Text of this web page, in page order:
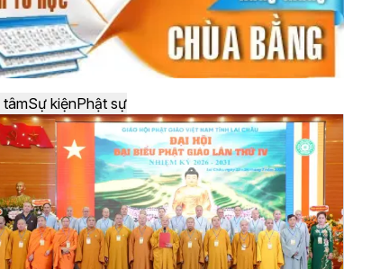
tâmSự kiệnPhật sự